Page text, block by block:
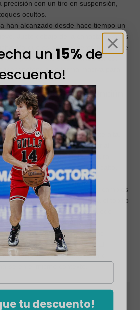
precisión con un tiro en suspensión,
ocultos.
han alcanzado desde hace tiempo un
Justo debajo de la canasta a veces
Porque es precisamente ahí donde
que pesan más de 100 kilogramos.
y potencia de forma masiva para
BetterGuard = Prevención
sobre el propio cuerpo y,
también es enormemente alta.
de lesiónessiempre mayor al
mínima desviación en la postura
al aterrizaje después del salto,
de tobillo.
con movimientos bruscos y cambios
este caso, nuestra venda para el tobillo
vez protectora y cómoda, puede
por torceduras o
reduce la gravedad de las
de movimiento natural. El
de lesiones y The BetterGuard
en el mismo contexto.
día
un15% de
tu descuento!